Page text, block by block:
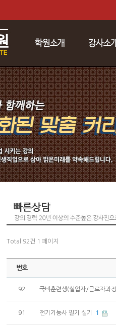
Total 92건 1 페이지
번호
92 국비훈련생(실업자/근로자과
91 전기기능사 필기 실기 1